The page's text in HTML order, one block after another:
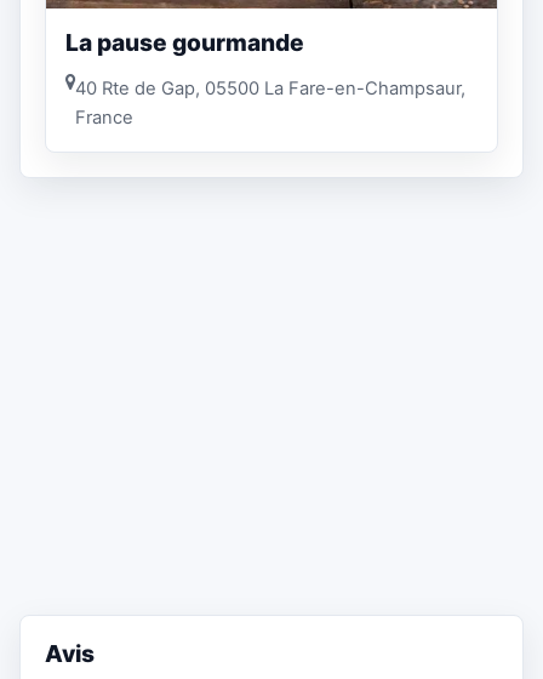
La pause gourmande
40 Rte de Gap, 05500 La Fare-en-Champsaur,
France
Avis